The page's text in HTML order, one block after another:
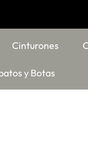
Cinturones
y Botas